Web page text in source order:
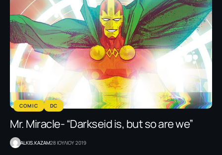
COMIC DC
Mr. Miracle- “Darkseid is, but so are we”
ALKIS.KAZAM28 ΙΟΥΛΙΟΥ 2019